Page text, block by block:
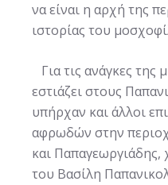
να είναι η αρχή της
ιστορίας του
Για τις ανάγκες της
εστιάζει στους
υπήρχαν και άλλοι
αφρωδών στην
και Παπαγεωργιάδης,
του Βασίλη